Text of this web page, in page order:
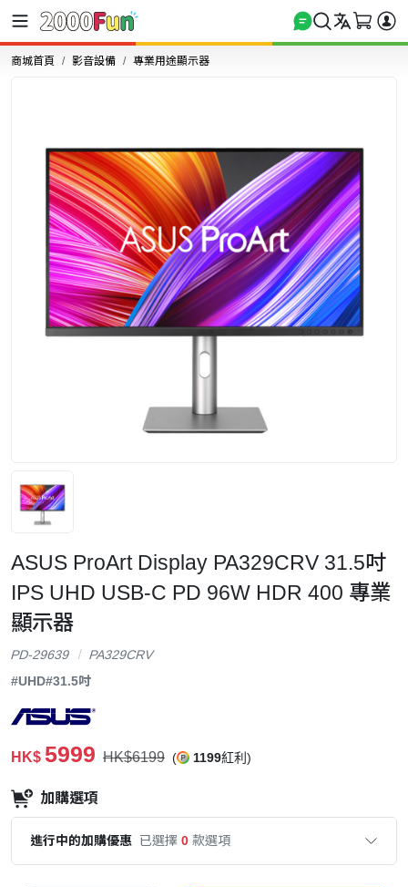
商城首頁 影音設備 專業用途顯示器
ASUS ProArt Display PA329CRV 31.5吋
IPS UHD USB-C PD 96W HDR 400 專業
顯示器
PD-29639
PA329CRV
#UHD#31.5吋
HK$ 5999 HK$6199 ( 1199紅利)
加購選項
進行中的加購優惠 已選擇 0 款選項